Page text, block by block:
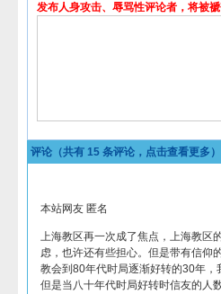
发布人身攻击、辱骂性评论者，将被褫
评论（共有 15 条评论，点击查看更多）
本站网友 匿名
上海教区再一次成了焦点，上海教区
虑，也许还有些担心。但是带有信仰
教会到80年代时局逐渐好转的30年
但是当八十年代时局好转时信友的人